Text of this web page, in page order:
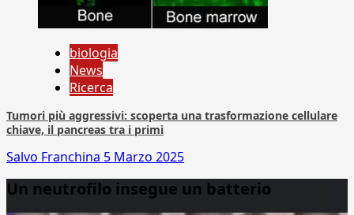
biologia
News
Ricerca
Tumori più aggressivi: scoperta una trasformazione cellulare
chiave, il pancreas tra i primi
Salvo Franchina 5 Marzo 2025
Un neutrofilo insegue un batterio